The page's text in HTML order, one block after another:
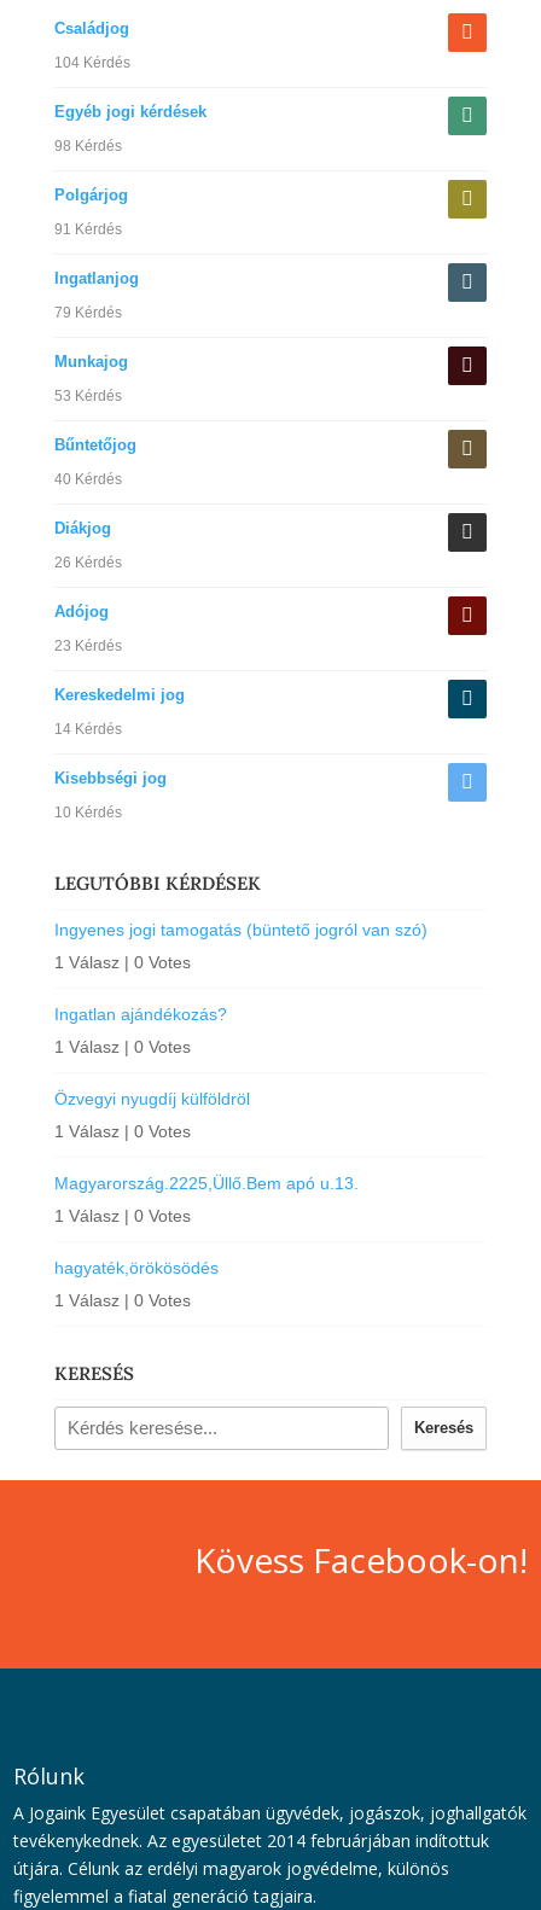
Családjog
104 Kérdés
Egyéb jogi kérdések
98 Kérdés
Polgárjog
91 Kérdés
Ingatlanjog
79 Kérdés
Munkajog
53 Kérdés
Bűntetőjog
40 Kérdés
Diákjog
26 Kérdés
Adójog
23 Kérdés
Kereskedelmi jog
14 Kérdés
Kisebbségi jog
10 Kérdés
LEGUTÓBBI KÉRDÉSEK
Ingyenes jogi tamogatás (büntető jogról van szó)
1 Válasz | 0 Votes
Ingatlan ajándékozás?
1 Válasz | 0 Votes
Özvegyi nyugdíj külföldröl
1 Válasz | 0 Votes
Magyarország.2225,Üllő.Bem apó u.13.
1 Válasz | 0 Votes
hagyaték,örökösödés
1 Válasz | 0 Votes
KERESÉS
Keresés
Kövess Facebook-on!
Rólunk
A Jogaink Egyesület csapatában ügyvédek, jogászok, joghallgatók
tevékenykednek. Az egyesületet 2014 februárjában indítottuk
útjára. Célunk az erdélyi magyarok jogvédelme, különös
figyelemmel a fiatal generáció tagjaira.